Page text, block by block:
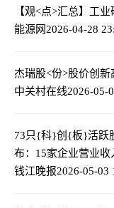
【观<点>汇总】工
能源网2026-04-28
杰瑞股<份>股价创新
中关村在线2026-05-
73只{科}创{板}活跃
布：15家企业营业收
钱江晚报2026-05-03